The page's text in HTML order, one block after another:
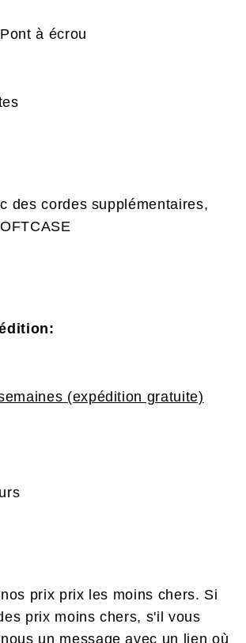
à écrou
des cordes supplémentaires,
(expédition gratuite)
prix prix les moins chers. Si
prix moins chers, s'il vous
un message avec un lien où